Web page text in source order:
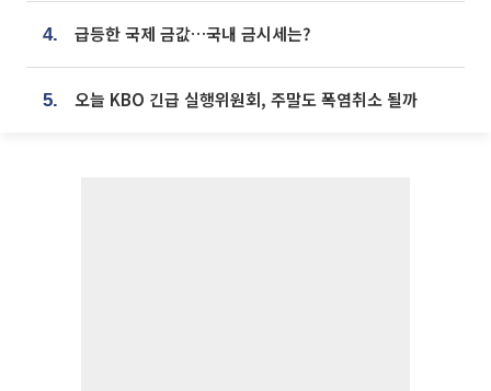
4. 급등한 국제 금값…국내 금시세는?
5. 오늘 KBO 긴급 실행위원회, 주말도 폭염취소 될까